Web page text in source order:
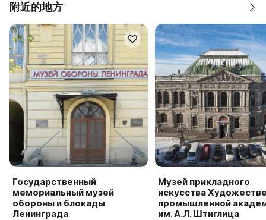
附近的地方
Государственный
мемориальный музей
обороны и блокады
Ленинграда
Музей прикладного
искусства
промышленной
им. А.Л. Штиглица